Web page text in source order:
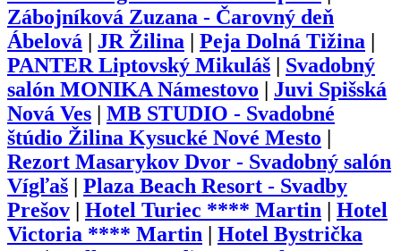
Zábojníková Zuzana - Čarovný deň
Ábelová
JR Žilina Peja Dolná Tižina
PANTER Liptovský Mikuláš
Svadobný
salón MONIKA Námestovo
Juvi Spišská
Nová Ves
MB STUDIO - Svadobné
štúdio Žilina Kysucké Nové Mesto
Rezort Masarykov Dvor - Svadobný salón
Vígľaš
Plaza Beach Resort - Svadby
Prešov
Hotel Turiec **** Martin
Hotel
Victoria **** Martin
Hotel Bystrička